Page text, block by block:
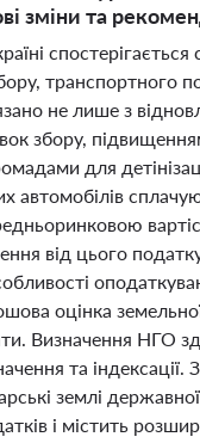
зміни та
транспортного
не лише з
збору,
для
автомобілів
від цього
оцінка
Визначення НГО
та
землі
і містить